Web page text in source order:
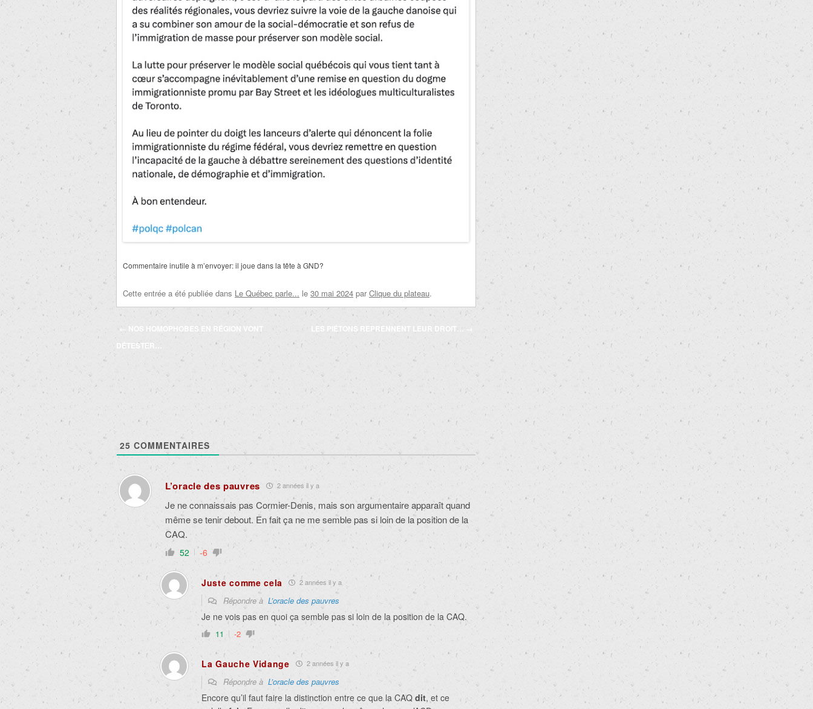
Commentaire inutile à m’envoyer: il joue dans la tête à GND?
Cette entrée a été publiée dans Le Québec parle... le 30 mai 2024 par Clique du plateau.
Navigation
des
← NOS HOMOPHOBES EN RÉGION VONT
DÉTESTER…
LES PIÉTONS REPRENNENT LEUR DROIT… →
25 COMMENTAIRES
L’oracle des pauvres 2 années il y a
Je ne connaissais pas Cormier-Denis, mais son argumentaire apparaît quand
même se tenir debout. En fait ça ne me semble pas si loin de la position de la
CAQ.
52 -6
Juste comme cela 2 années il y a
Répondre à L’oracle des pauvres
Je ne vois pas en quoi ça semble pas si loin de la position de la CAQ.
11 -2
La Gauche Vidange 2 années il y a
Répondre à L’oracle des pauvres
Encore qu’il faut faire la distinction entre ce que la CAQ dit, et ce